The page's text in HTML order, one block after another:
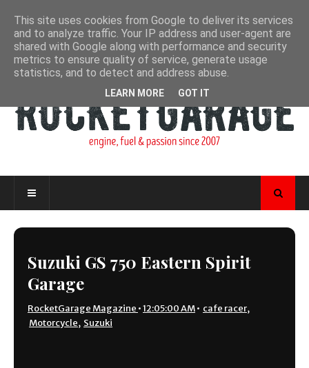
Suzuki GS 750 Eastern Spirit
Garage
RocketGarage Magazine •12:05:00 AM• cafe racer,
Motorcycle, Suzuki
This site uses cookies from Google to deliver its services
and to analyze traffic. Your IP address and user-agent are
shared with Google along with performance and security
metrics to ensure quality of service, generate usage
statistics, and to detect and address abuse.
LEARN MORE GOT IT